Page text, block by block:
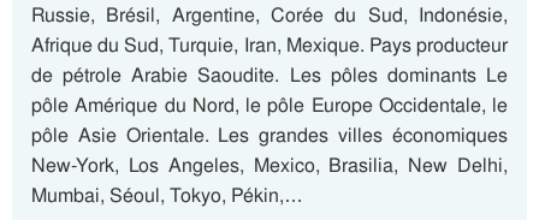
Russie, Brésil, Argentine, Corée du Sud, Indonésie,
Afrique du Sud, Turquie, Iran, Mexique. Pays producteur
de pétrole Arabie Saoudite. Les pôles dominants Le
pôle Amérique du Nord, le pôle Europe Occidentale, le
pôle Asie Orientale. Les grandes villes économiques
New-York, Los Angeles, Mexico, Brasilia, New Delhi,
Mumbai, Séoul, Tokyo, Pékin,…